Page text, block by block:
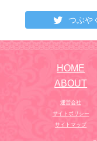
つぶや
HOME
ABOUT
運営会社
サイトポリシー
サイトマップ